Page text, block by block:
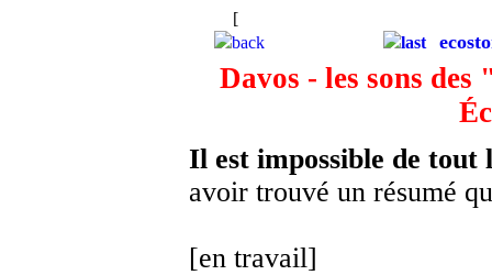
[
back
last
Davos - les sons
Il est impossible de tout
avoir trouvé un résumé
[en travail]